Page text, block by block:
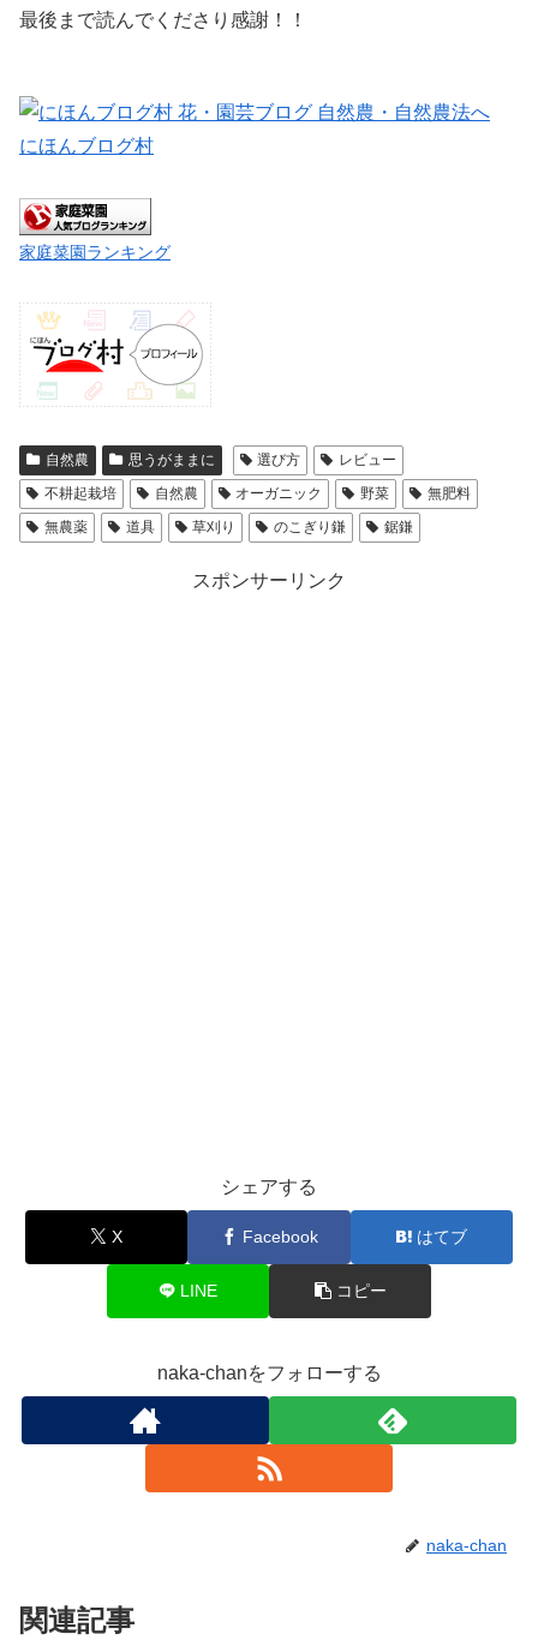
最後まで読んでくださり感謝！！
にほんブログ村
家庭菜園ランキング
自然農 思うがままに 選び方
レビュー
不耕起栽培
自然農 オーガニック 野菜
無肥料
無農薬
道具 草刈り のこぎり鎌 鋸鎌
スポンサーリンク
シェアする
X Facebook はてブ
LINE コピー
naka-chanをフォローする
naka-chan
関連記事